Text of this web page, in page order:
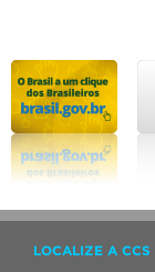
LOCALIZE A CCS